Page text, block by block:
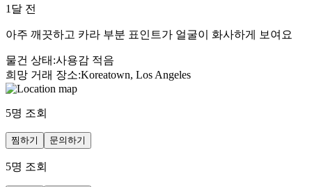
1달 전
아주 깨끗하고 카라 부분 표인트가 얼굴이 화사하게 보여요
물건 상태 :사용감 적음
희망 거래 장소:Koreatown, Los Angeles
5명 조회
찜하기 문의하기
5명 조회